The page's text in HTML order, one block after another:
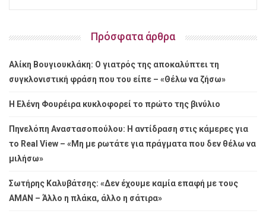
Πρόσφατα άρθρα
Αλίκη Βουγιουκλάκη: Ο γιατρός της αποκαλύπτει τη
συγκλονιστική φράση που του είπε – «Θέλω να ζήσω»
Η Ελένη Φουρέιρα κυκλοφορεί το πρώτο της βινύλιο
Πηνελόπη Αναστασοπούλου: Η αντίδραση στις κάμερες για
το Real View – «Μη με ρωτάτε για πράγματα που δεν θέλω να
μιλήσω»
Σωτήρης Καλυβάτσης: «Δεν έχουμε καμία επαφή με τους
ΑΜΑΝ – Άλλο η πλάκα, άλλο η σάτιρα»